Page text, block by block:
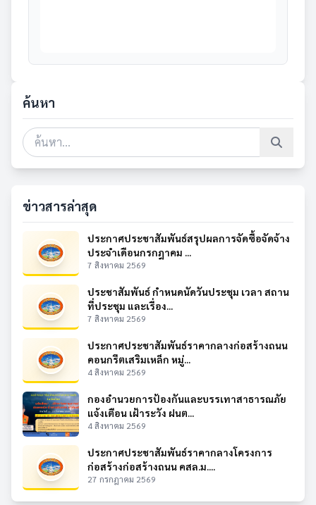
ค้นหา
ข่าวสารล่าสุด
ประกาศประชาสัมพันธ์สรุปผลการจัดซื้อจัดจ้าง
ประจำเดือนกรกฎาคม ...
7 สิงหาคม 2569
ประชาสัมพันธ์ กำหนดนัดวันประชุม เวลา สถาน
ที่ประชุม และเรื่อง...
7 สิงหาคม 2569
ประกาศประชาสัมพันธ์ราคากลางก่อสร้างถนน
คอนกรีตเสริมเหล็ก หมู่...
4 สิงหาคม 2569
กองอำนวยการป้องกันและบรรเทาสาธารณภัย
แจ้งเตือน เฝ้าระวัง ฝนต...
4 สิงหาคม 2569
ประกาศประชาสัมพันธ์ราคากลางโครงการ
ก่อสร้างก่อสร้างถนน คสล.ม....
27 กรกฎาคม 2569